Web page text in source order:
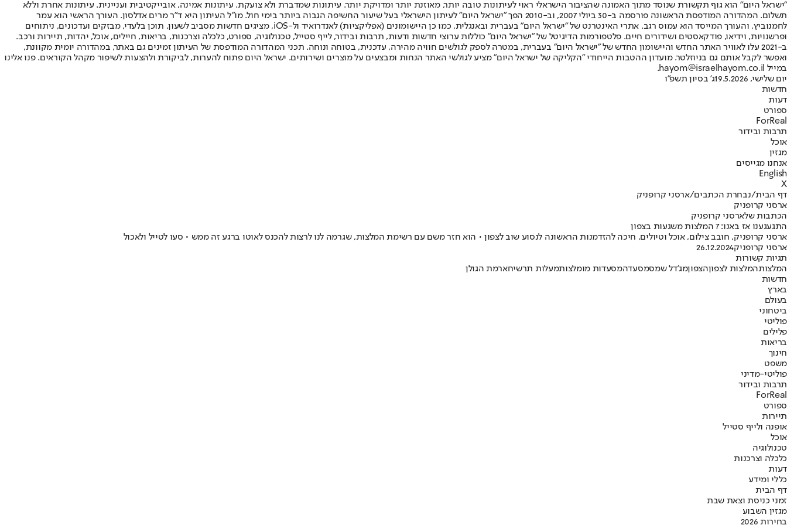
"ישראל היום" הוא גוף תקשורת שנוסד מתוך האמונה שהציבור הישראלי ראוי לעיתונות טובה יותר, מאוזנת יותר ומדויקת יותר. עיתונות שמדברת ולא צועקת. עיתונות אמינה, אובייקטיבית ועניינית. עיתונות אחרת וללא
תשלום. המהדורה המודפסת הראשונה פורסמה ב-30 ביולי 2007, וב-2010 הפך "ישראל היום" לעיתון הישראלי בעל שיעור החשיפה הגבוה ביותר בימי חול. מו"ל העיתון היא ד"ר מרים אדלסון. העורך הראשי הוא עמר
לחמנוביץ, והעורך המייסד הוא עמוס רגב. אתרי האינטרנט של "ישראל היום" בעברית ובאנגלית, כמו כן היישומונים (אפליקציות) לאנדרואיד ול-iOS, מציגים חדשות מסביב לשעון, תוכן בלעדי, מבזקים ועדכונים, ניתוחים
ופרשנויות, וידיאו, פודקאסטים ושידורים חיים. פלטפורמות הדיגיטל של "ישראל היום" כוללות ערוצי חדשות ודעות, תרבות ובידור, לייף סטייל, טכנולוגיה, ספורט, כלכלה וצרכנות, בריאות, חיילים, אוכל, יהדות, תיירות ורכב.
ב-2021 עלו לאוויר האתר החדש והיישומון החדש של "ישראל היום" בעברית, במטרה לספק לגולשים חוויה מהירה, עדכנית, בטוחה ונוחה. תכני המהדורה המודפסת של העיתון זמינים גם באתר, במהדורה יומית מקוונת,
ואפשר לקבל אותם גם בניוזלטר. מועדון ההטבות הייחודי "הקליקה של ישראל היום" מציע לגולשי האתר הנחות ומבצעים על מוצרים ושירותים. ישראל היום פתוח להערות, לביקורת ולהצעות לשיפור מקהל הקוראים. פנו אלינו
במייל hayom@israelhayom.co.il.
יום שלישי, 19.5.2026
ג' בסיון תשפ"ו
חדשות
דעות
ספורט
ForReal
תרבות ובידור
אוכל
מגזין
אנחנו מגייסים
English
X
דף הבית/נבחרת הכתבים/ארסני קרופניק
ארסני קרופניק
הכתבות שלארסני קרופניק
התגעגענו אז באנו: 7 המלצות משגעות בצפון
ארסני קרופניק, חובב צילום, אוכל וטיולים, חיכה להזדמנות הראשונה לנסוע שוב לצפון • הוא חזר משם עם רשימת המלצות, שגרמה לנו לרצות להכנס לאוטו ברגע זה ממש • סעו לטייל ולאכול
ארסני קרופניק26.12.2024
תגיות קשורות
המלצותהמלצות לצפוןהצפוןמג'דל שמסמסעדהמסעדות מומלצותמעלות תרשיחארמת הגולן
חדשות
בארץ
בעולם
ביטחוני
פוליטי
פלילים
בריאות
חינוך
משפט
פוליטי-מדיני
תרבות ובידור
ForReal
ספורט
תיירות
אופנה ולייף סטייל
אוכל
טכנולוגיה
כלכלה וצרכנות
דעות
כללי ומידע
דף הבית
זמני כניסת וצאת שבת
מגזין השבוע
בחירות 2026